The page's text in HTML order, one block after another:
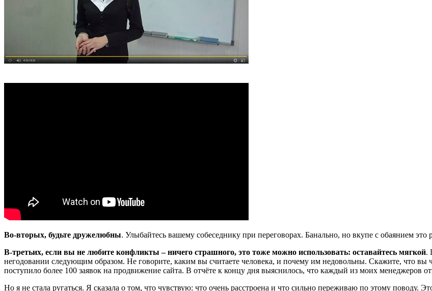
Во-вторых, будьте дружелюбны. Улыбайтесь вашему собеседнику при переговорах. Банально, но вкупе с обаянием
В-третьих, если вы не любите конфликты – ничего страшного, это тоже можно использовать: оставайтесь мягкой.
негодовании следующим образом. Не говорите, каким вы считаете человека, и почему им недовольны. Скажите, что вы
поступило более 100 заявок на продвижение сайта. В отчёте к концу дня выяснилось, что каждый из моих менеджеров
Но я не стала ругаться. Я сказала о том, что чувствую: что очень расстроена и что сильно переживаю по этому поводу.